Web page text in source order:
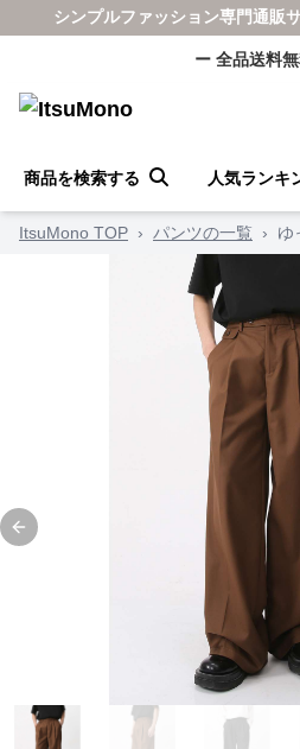
シンプルファッション専門通販
ー 全品送料
商品を検索する 人気ランキ
ItsuMono TOP › パンツの一覧 › ゆ
Previous slide